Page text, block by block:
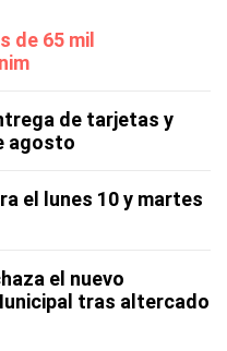
de 65 mil
de tarjetas y
agosto
el lunes 10 y martes
el nuevo
tras altercado